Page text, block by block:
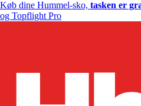
Køb dine Hummel-sko, tasken er
og Topflight Pro